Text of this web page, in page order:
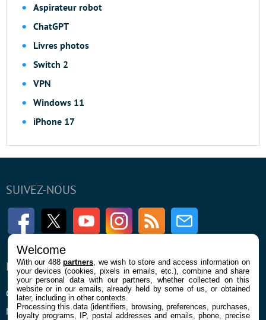
Aspirateur robot
ChatGPT
Livres photos
Switch 2
VPN
Windows 11
iPhone 17
SUIVEZ-NOUS
FacebookTwitter Youtube InstagramRSS Newsletter
ENTREPRISE
Qui sommes nous
Mentions légales et CGU
À PROPOS
La rédaction
Contact
Welcome
With our 488partners , we wish to store and access information on
your devices (cookies, pixels in emails, etc.), combine and share
your personal data with our partners, whether collected on this
website or in our emails, already held by some of us, or obtained
later, including in other contexts.
Processing this data (identifiers, browsing, preferences, purchases,
loyalty programs, IP, postal addresses and emails, phone, precise